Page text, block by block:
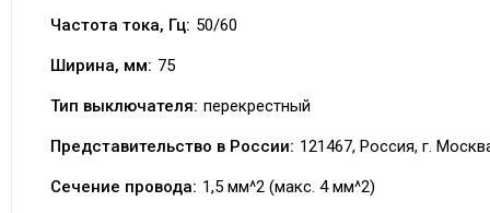
Частота тока, Гц: 50/60
Ширина, мм: 75
Тип выключателя: перекрестный
Представительство в России: 121467, Россия, г.
Сечение провода: 1,5 мм^2 (макс. 4 мм^2)